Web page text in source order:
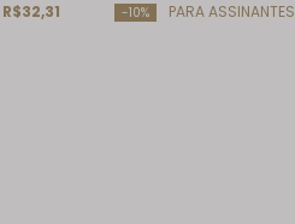
R$32,31 -10% PARA ASSINANTES